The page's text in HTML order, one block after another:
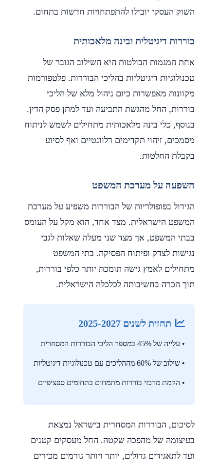
השוק העסקי יובילו להתפתחויות חדשות בתחום.
בוררות דיגיטלית ובינה מלאכותית
אחת המגמות הבולטות היא השילוב הגובר של
טכנולוגיות דיגיטליות בהליכי הבוררות. פלטפורמות
מקוונות מאפשרות כיום ניהול מלא של הליכי
בוררות, החל מהגשת התביעה ועד למתן פסק הדין.
בנוסף, כלי בינה מלאכותית מתחילים לשמש לניתוח
מסמכים, זיהוי תקדימים רלוונטיים ואף לסיוע
בקבלת החלטות.
השפעה על מערכת המשפט
הגידול בפופולריות של הבוררות משפיע על מערכת
המשפט הישראלית. מצד אחד, הוא מקל על העומס
בבתי המשפט, אך מצד שני מעלה שאלות לגבי
נגישות לצדק ופיתוח הפסיקה. בתי המשפט
מתחילים לאמץ גישה תומכת יותר כלפי בוררות,
תוך הכרה בחשיבותה לכלכלה הישראלית.
תחזית לשנים 2025-2027
• עלייה של 45% במספר הליכי הבוררות המסחרית
• שילוב של 60% מההליכים עם טכנולוגיות דיגיטליות
• הקמת מרכזי בוררות מתמחים בתחומים ספציפיים
לסיכום, הבוררות המסחרית בישראל נמצאת
בעיצומה של מהפכה שקטה. החל מעסקים קטנים
ועד לתאגידים גדולים, יותר ויותר גורמים מכירים